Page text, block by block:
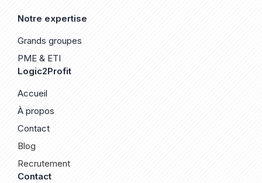
Notre expertise
Grands groupes
PME & ETI
Logic2Profit
Accueil
À propos
Contact
Blog
Recrutement
Contact